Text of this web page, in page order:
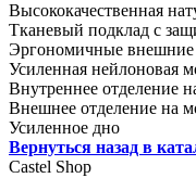
Высококачественная
Тканевый подклад с
Эргономичные внешние
Усиленная нейлоновая
Внутреннее отделение
Внешнее отделение на
Усиленное дно
Вернуться назад в
Castel Shop